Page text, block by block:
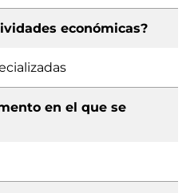
económicas?
en el que se